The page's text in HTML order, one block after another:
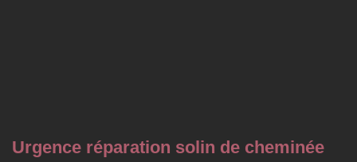
Urgence réparation solin de cheminée